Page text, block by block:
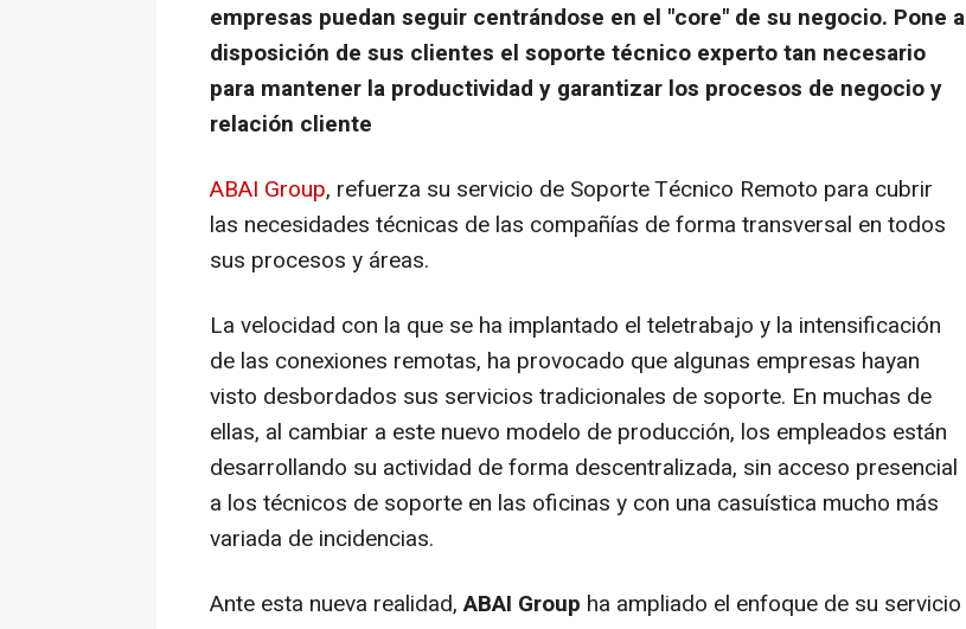
empresas puedan seguir centrándose en el "core" de su negocio. Pone a
disposición de sus clientes el soporte técnico experto tan necesario
para mantener la productividad y garantizar los procesos de negocio y
relación cliente
ABAI Group, refuerza su servicio de Soporte Técnico Remoto para cubrir
las necesidades técnicas de las compañías de forma transversal en todos
sus procesos y áreas.
La velocidad con la que se ha implantado el teletrabajo y la intensificación
de las conexiones remotas, ha provocado que algunas empresas hayan
visto desbordados sus servicios tradicionales de soporte. En muchas de
ellas, al cambiar a este nuevo modelo de producción, los empleados están
desarrollando su actividad de forma descentralizada, sin acceso presencial
a los técnicos de soporte en las oficinas y con una casuística mucho más
variada de incidencias.
Ante esta nueva realidad,ABAI Group ha ampliado el enfoque de su servicio